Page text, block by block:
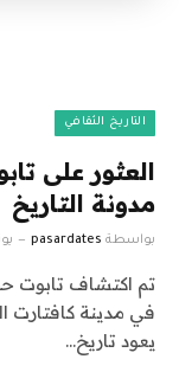
التاريخ الثقافي
العثور على
مدونة التاريخ
بواسطة pasardates
تم اكتشاف تابوت
في مدينة كافتارت
يعود تاريخ…